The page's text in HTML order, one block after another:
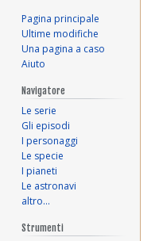
Pagina principale
Ultime modifiche
Una pagina a caso
Aiuto
Navigatore
Le serie
Gli episodi
I personaggi
Le specie
I pianeti
Le astronavi
altro…
Strumenti